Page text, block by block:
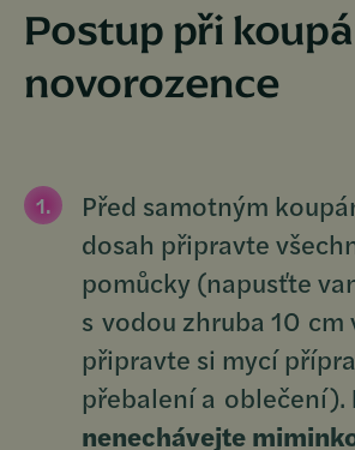
Postup při
novorozence
Před samotným
dosah připravte
pomůcky (napusťte
s vodou zhruba 10 cm
připravte si mycí
přebalení a oblečení).
nenechávejte